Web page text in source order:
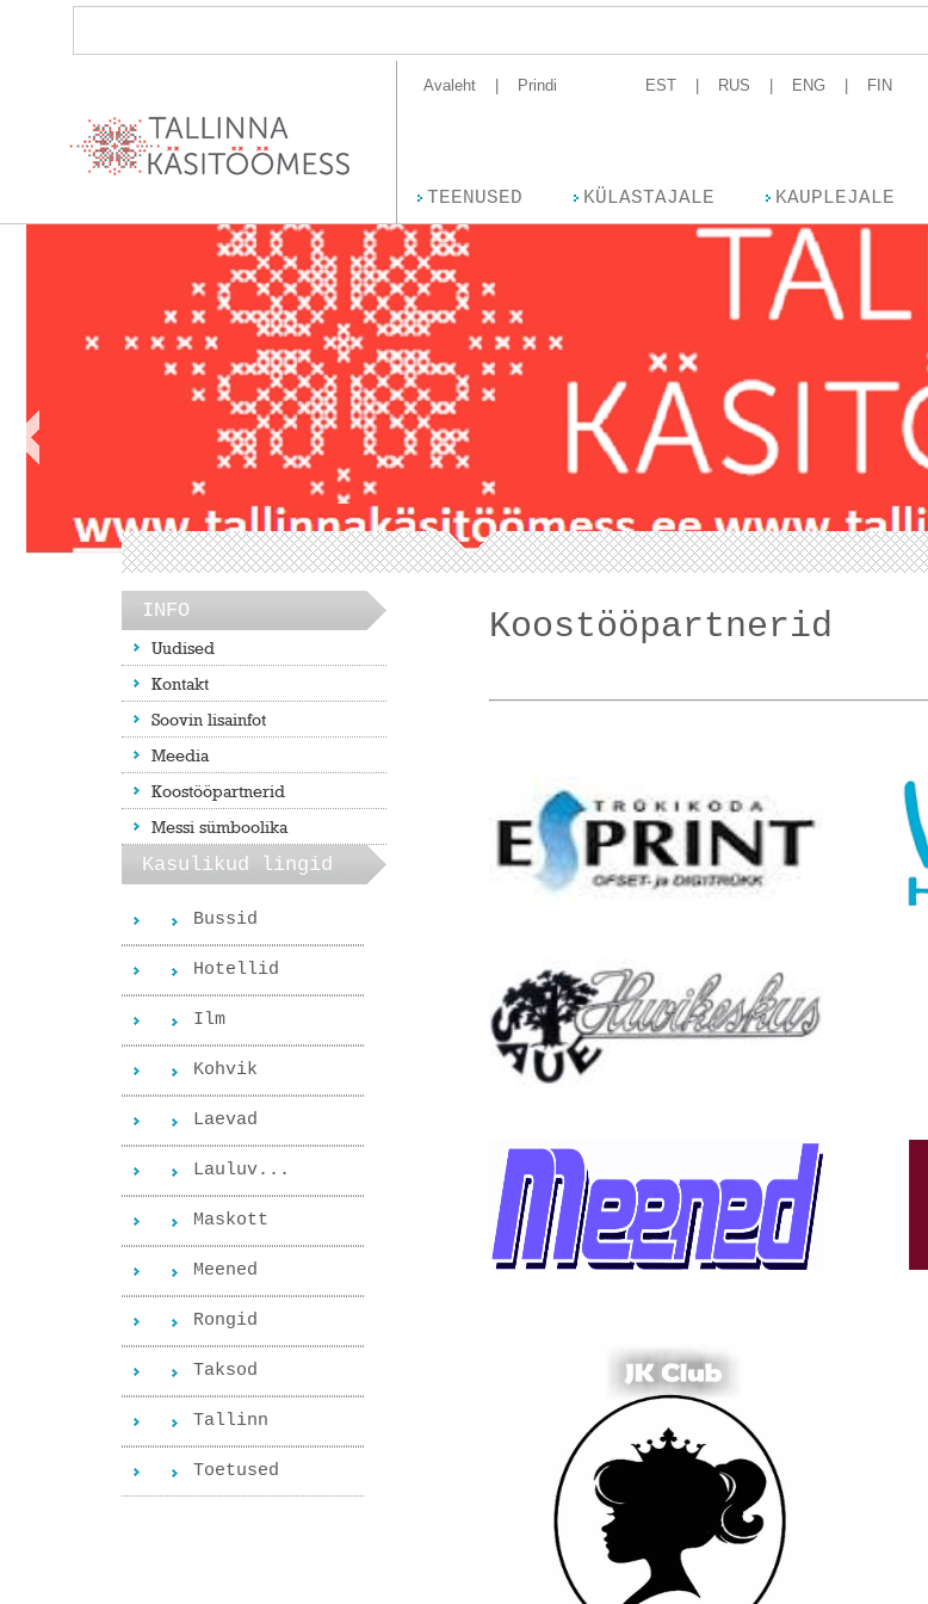
Avaleht Prindi EST RUS ENG FIN
TEENUSED KÜLASTAJALE KAUPLEJALE
INFO
Uudised
Kontakt
Soovin lisainfot
Meedia
Koostööpartnerid
Messi sümboolika
Kasulikud lingid
Bussid
Hotellid
Ilm
Kohvik
Laevad
Lauluv...
Maskott
Meened
Rongid
Taksod
Tallinn
Toetused
Koostööpartnerid